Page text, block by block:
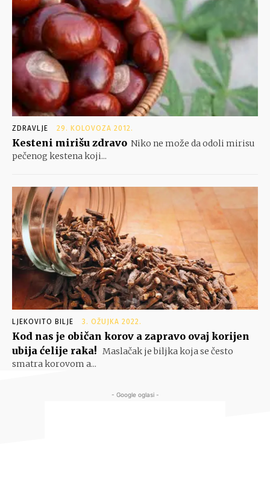
ZDRAVLJE 29. KOLOVOZA 2012.
Kesteni mirišu zdravo Niko ne može da odoli mirisu
pečenog kestena koji...
LJEKOVITO BILJE 3. OŽUJKA 2022.
Kod nas je običan korov a zapravo ovaj korijen
ubija ćelije raka! Maslačak je biljka koja se često
smatra korovom a...
- Google oglasi -